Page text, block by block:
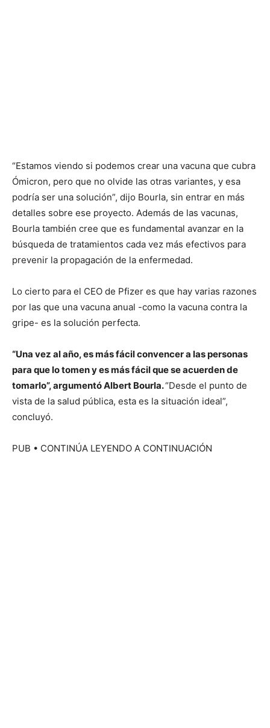
“Estamos viendo si podemos crear una vacuna que cubra
Ómicron, pero que no olvide las otras variantes, y esa
podría ser una solución”, dijo Bourla, sin entrar en más
detalles sobre ese proyecto. Además de las vacunas,
Bourla también cree que es fundamental avanzar en la
búsqueda de tratamientos cada vez más efectivos para
prevenir la propagación de la enfermedad.
Lo cierto para el CEO de Pfizer es que hay varias razones
por las que una vacuna anual -como la vacuna contra la
gripe- es la solución perfecta.
“Una vez al año, es más fácil convencer a las personas
para que lo tomen y es más fácil que se acuerden de
tomarlo”, argumentó Albert Bourla.“Desde el punto de
vista de la salud pública, esta es la situación ideal”,
concluyó.
PUB • CONTINÚA LEYENDO A CONTINUACIÓN